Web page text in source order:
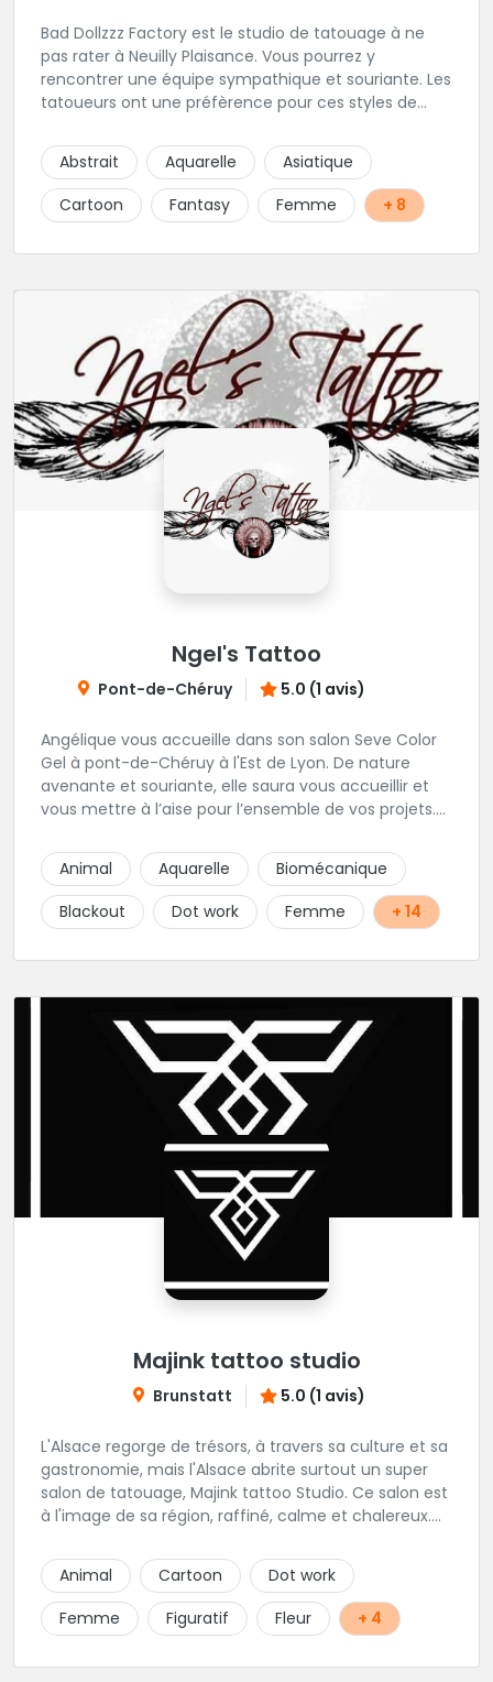
Bad Dollzzz Factory est le studio de tatouage à ne
pas rater à Neuilly Plaisance. Vous pourrez y
rencontrer une équipe sympathique et souriante. Les
tatoueurs ont une préfèrence pour ces styles de
culture et traits fins. Foncez !
Abstrait Aquarelle
Asiatique
Cartoon
Fantasy Femme + 8
Ngel's Tattoo
Pont-de-Chéruy 5.0 (1 avis)
Angélique vous accueille dans son salon Seve Color
Gel à pont-de-Chéruy à l'Est de Lyon. De nature
avenante et souriante, elle saura vous accueillir et
vous mettre à l’aise pour l’ensemble de vos projets.
tatouages allant des calligraphies, motifs floraux au
réalisme.
Animal Aquarelle
Biomécanique
Blackout
Dot work Femme + 14
Majink tattoo studio
Brunstatt 5.0 (1 avis)
L'Alsace regorge de trésors, à travers sa culture et sa
gastronomie, mais l'Alsace abrite surtout un super
salon de tatouage, Majink tattoo Studio. Ce salon est
à l'image de sa région, raffiné, calme et chalereux.
découvrir son super shop !
Animal Cartoon
Dot work
Femme
Figuratif Fleur + 4